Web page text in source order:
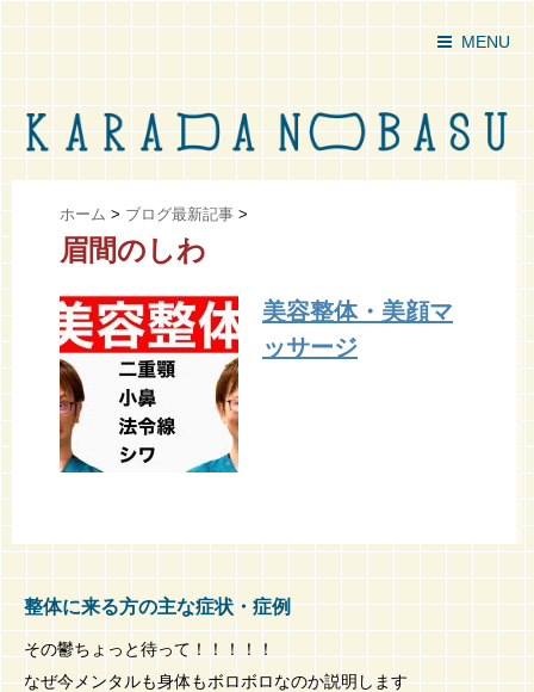
MENU
ホーム > ブログ最新記事 >
眉間のしわ
美容整体・美顔マ
ッサージ
整体に来る方の主な症状・症例
その鬱ちょっと待って！！！！！
なぜ今メンタルも身体もボロボロなのか説明します